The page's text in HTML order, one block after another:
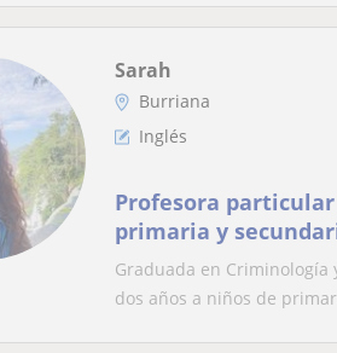
Sarah
Burriana
Inglés
Profesora
primaria y
Graduada en Criminología
dos años a niños de